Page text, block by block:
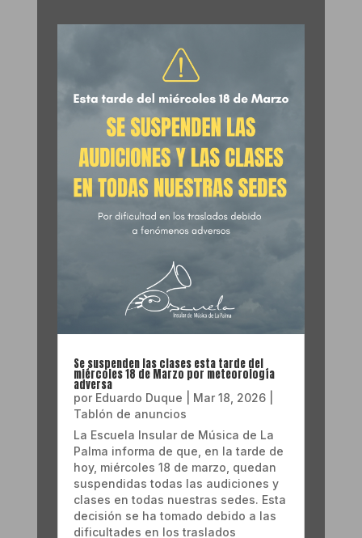
Se suspenden las clases esta tarde del
miércoles 18 de Marzo por meteorología
adversa
por Eduardo Duque Mar 18, 2026|
Tablón de anuncios
La Escuela Insular de Música de La
Palma informa de que, en la tarde de
hoy, miércoles 18 de marzo, quedan
suspendidas todas las audiciones y
clases en todas nuestras sedes. Esta
decisión se ha tomado debido a las
dificultades en los traslados